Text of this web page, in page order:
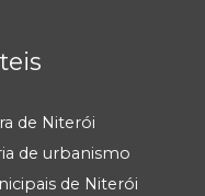
de Niterói
de urbanismo
de Niterói